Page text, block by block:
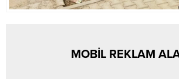
MOBİL REKLAM